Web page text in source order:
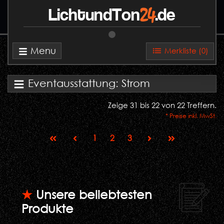
Merkliste (0)
Menu
LichtundTon24.de
Eventausstattung: Strom
Zeige 31 bis 22 von 22 Treffern.
* Preise inkl. MwSt.
1 2 3
★Unsere beliebtesten
Produkte